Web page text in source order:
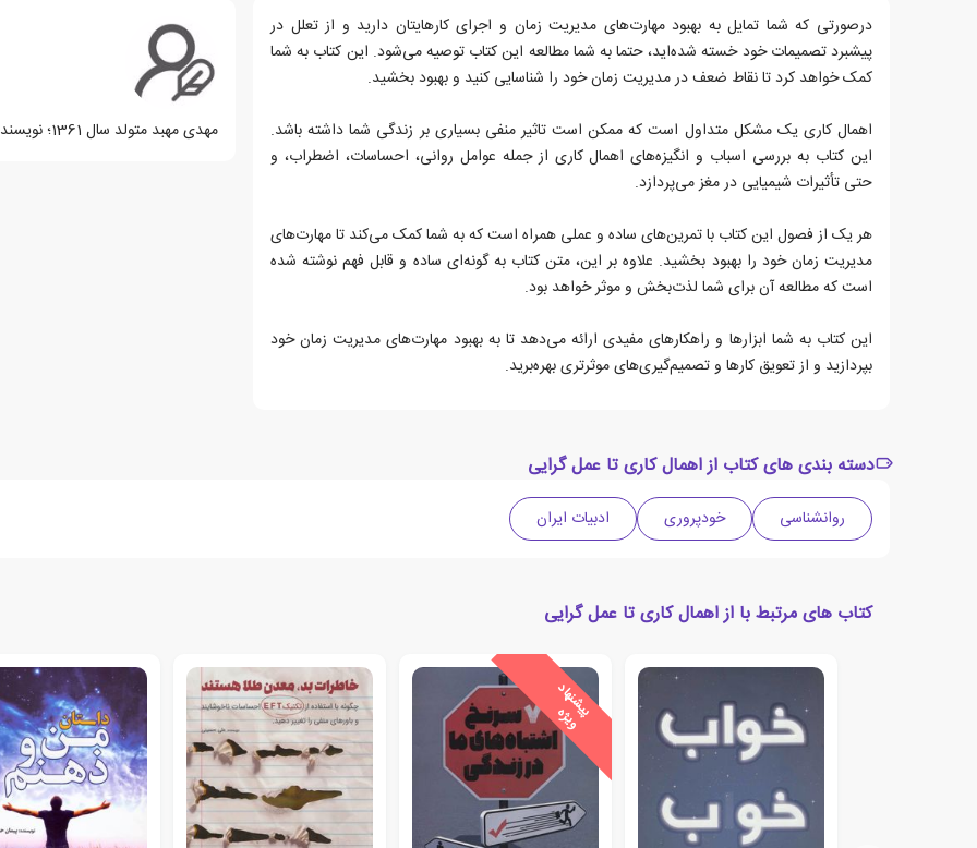
درصورتی که شما تمایل به بهبود مهارت‌های مدیریت زمان و اجرای کارهایتان دارید و از تعلل در
پیشبرد تصمیمات خود خسته شده‌اید، حتما به شما مطالعه این کتاب توصیه می‌شود. این کتاب به شما
کمک خواهد کرد تا نقاط ضعف در مدیریت زمان خود را شناسایی کنید و بهبود بخشید.
اهمال کاری یک مشکل متداول است که ممکن است تاثیر منفی بسیاری بر زندگی شما داشته باشد.
این کتاب به بررسی اسباب و انگیزه‌های اهمال کاری از جمله عوامل روانی، احساسات، اضطراب، و
حتی تأثیرات شیمیایی در مغز می‌پردازد.
هر یک از فصول این کتاب با تمرین‌های ساده و عملی همراه است که به شما کمک می‌کند تا مهارت‌های
مدیریت زمان خود را بهبود بخشید. علاوه بر این، متن کتاب به گونه‌ای ساده و قابل فهم نوشته شده
است که مطالعه آن برای شما لذت‌بخش و موثر خواهد بود.
این کتاب به شما ابزارها و راهکارهای مفیدی ارائه می‌دهد تا به بهبود مهارت‌های مدیریت زمان خود
بپردازید و از تعویق کارها و تصمیم‌گیری‌های موثرتری بهره‌برید.
مهدی مهبد متولد سال 1361؛ نویسنده ایرانی می باشد.
دسته بندی های کتاب از اهمال کاری تا عمل گرایی
روانشناسی خودپروری ادبیات ایران
کتاب های مرتبط با از اهمال کاری تا عمل گرایی
پ
ی
ش
ن
ه
ا
د
و
ی
ژ
ه